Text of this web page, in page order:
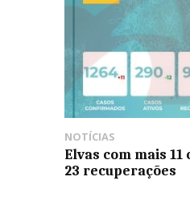
NOTÍCIAS
Elvas com mais 11
23 recuperações